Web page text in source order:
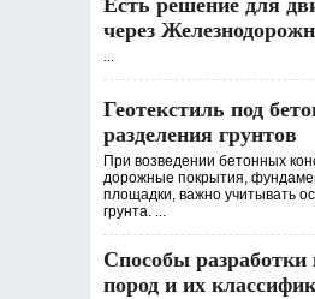
Есть решение для
через
...
Геотекстиль под
разделения грунтов
При возведении бетонных
дорожные покрытия,
площадки, важно учитывать
грунта. ...
Способы разработки
пород и их